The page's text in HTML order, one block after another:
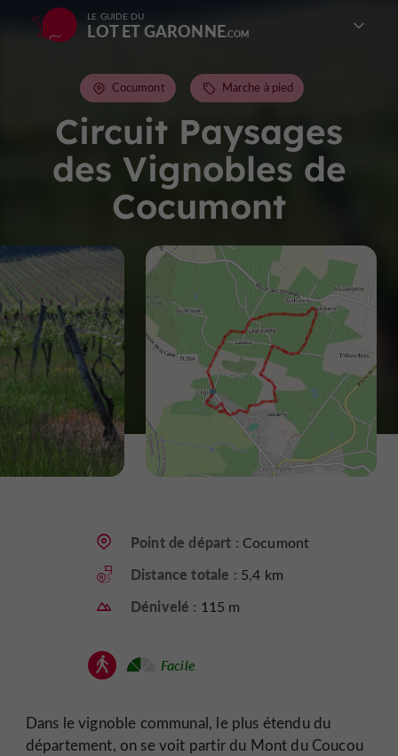
LE GUIDE DU
LOT ET GARONNE
Circuit Paysages
des Vignobles de
Cocumont
Cocumont Marche à pied
Point de départ : Cocumont
Distance totale : 5,4 km
Dénivelé : 115 m
Facile
Dans le vignoble communal, le plus étendu du
département, on se voit partir du Mont du Coucou